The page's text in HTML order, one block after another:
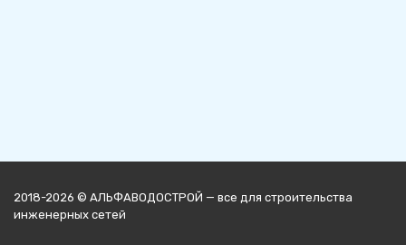
2018-2026 © АЛЬФАВОДОСТРОЙ — все для строительства
инженерных сетей